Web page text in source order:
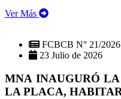
Ver Más
FCBCB N° 21/2026
23 Julio de 2026
MNA INAUGURÓ
LA PLACA,